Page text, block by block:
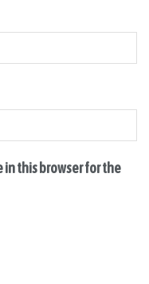
in this browser for the